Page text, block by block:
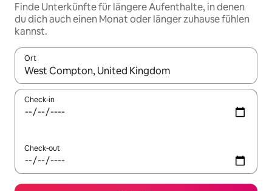
Finde Unterkünfte für längere Aufenthalte, in denen
du dich auch einen Monat oder länger zuhause fühlen
kannst.
Ort
Wenn Ergebnisse verfügbar sind, navigiere mit den
Check-in
Check-out